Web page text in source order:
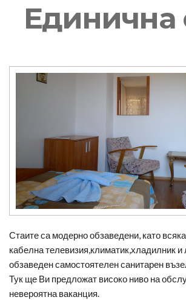
Единична
Стаите са модерно обзаведени, като
кабелна телевизия,климатик,хладилник и
обзаведен самостоятелен санитарен
Тук ще Ви предложат високо ниво на
невероятна ваканция.